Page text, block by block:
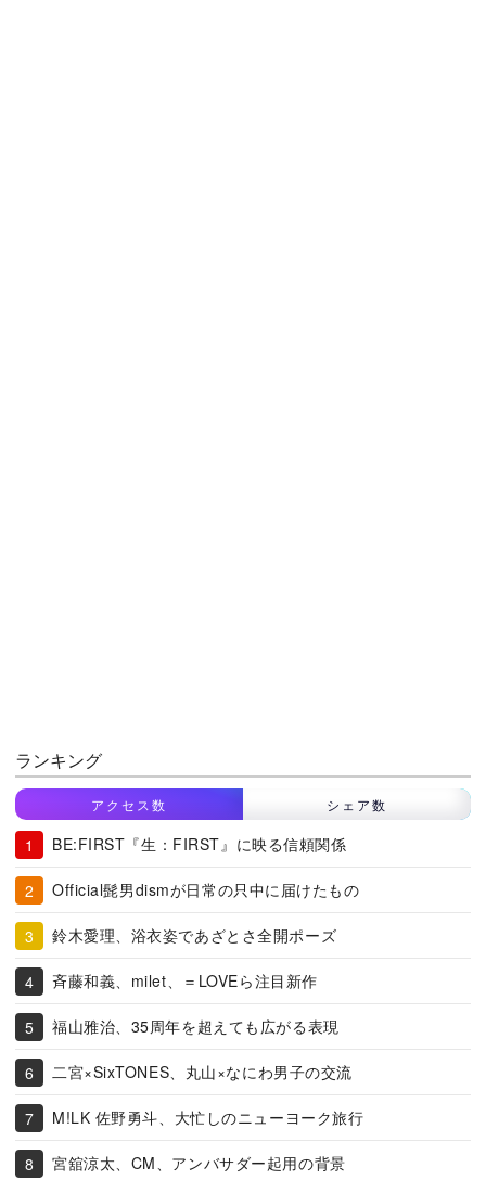
ランキング
アクセス数 シェア数
BE:FIRST『生：FIRST』に映る信頼関係
Official髭男dismが日常の只中に届けたもの
鈴木愛理、浴衣姿であざとさ全開ポーズ
斉藤和義、milet、＝LOVEら注目新作
福山雅治、35周年を超えても広がる表現
二宮×SixTONES、丸山×なにわ男子の交流
M!LK 佐野勇斗、大忙しのニューヨーク旅行
宮舘涼太、CM、アンバサダー起用の背景